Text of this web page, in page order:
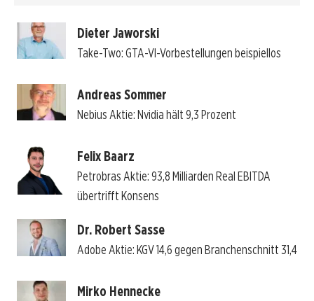
Dieter Jaworski
Take-Two: GTA-VI-Vorbestellungen beispiellos
Andreas Sommer
Nebius Aktie: Nvidia hält 9,3 Prozent
Felix Baarz
Petrobras Aktie: 93,8 Milliarden Real EBITDA
übertrifft Konsens
Dr. Robert Sasse
Adobe Aktie: KGV 14,6 gegen Branchenschnitt 31,4
Mirko Hennecke